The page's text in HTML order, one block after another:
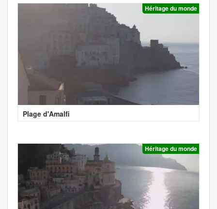
Héritage du monde
Plage d'Amalfi
Héritage du monde